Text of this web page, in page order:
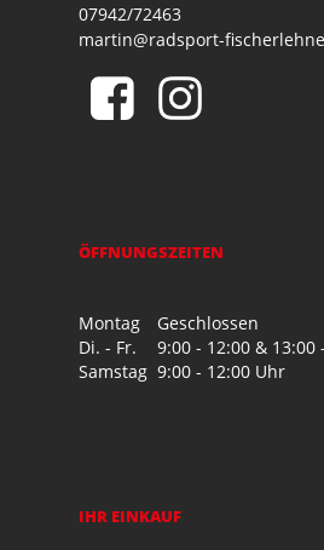
07942/72463
martin@radsport-
ÖFFNUNGSZEITEN
Montag
Geschlossen
Di. - Fr.
9:00 - 12:00 & 13:00
Samstag 9:00 - 12:00 Uhr
IHR EINKAUF